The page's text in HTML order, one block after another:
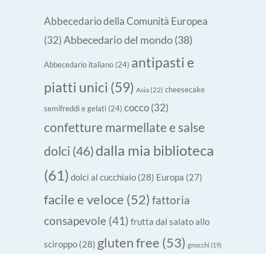
Abbecedario della Comunità Europea
(32) Abbecedario del mondo(38)
Abbecedario italiano (24) antipasti e
piatti unici (59) Asia(22) cheesecake
semifreddi e gelati (24) cocco (32)
confetture marmellate e salse
dolci (46) dalla mia biblioteca
(61) dolci al cucchiaio (28) Europa (27)
facile e veloce (52) fattoria
consapevole (41) frutta dal salato allo
sciroppo (28) gluten free (53) gnocchi (19)